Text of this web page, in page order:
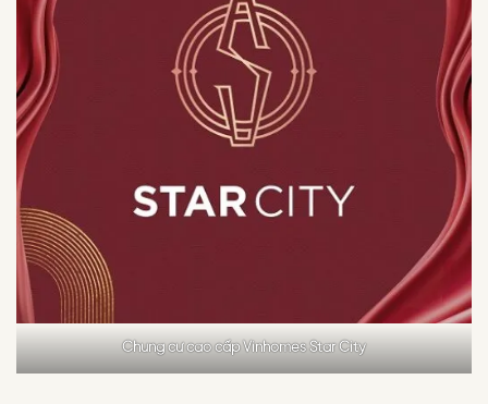
Chung cư cao cấp Vinhomes Star City